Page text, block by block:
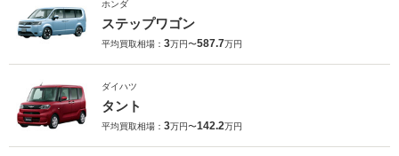
ホンダ
ステップワゴン
平均買取相場： 3万円〜587.7万円
ダイハツ
タント
平均買取相場： 3万円〜142.2万円